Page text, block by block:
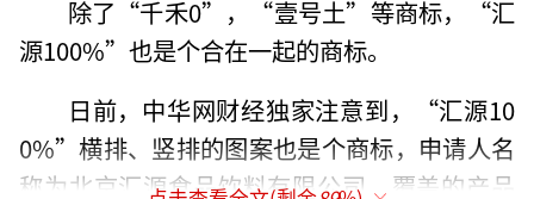
除了“千禾0”，“壹号土”等商标，“汇
源100%”也是个合在一起的商标。
日前，中华网财经独家注意到，“汇源10
0%”横排、竖排的图案也是个商标，申请人名
称为北京汇源食品饮料有限公司，覆盖的产品